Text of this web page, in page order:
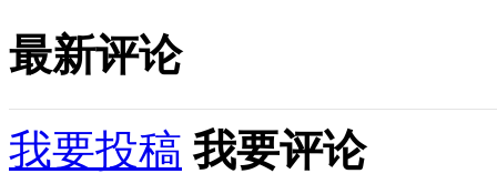
最新评论
我要投稿 我要评论